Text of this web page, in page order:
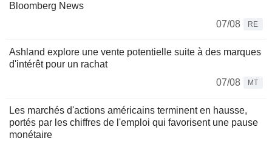
Bloomberg News
07/08
RE
Ashland explore une vente potentielle suite à des marques
d'intérêt pour un rachat
07/08
MT
Les marchés d'actions américains terminent en hausse,
portés par les chiffres de l'emploi qui favorisent une pause
monétaire